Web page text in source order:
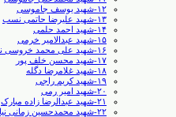
۱۲-شهید یوسف جاموسی
۱۳-شهید علیرضا حاتمی نسب
۱۴-شهید احمد حلمی
۱۵-شهید عبدالامیر خرمی
۱۶-شهید علی محمد خروسی نژاد
۱۷-شهید محسن خلف پور
۱۸-شهید غلامرضا دگله
۱۹-شهید کریم راجی
۲۰-شهید امیر رمی
۲۱-شهید عبدالرضا زاده مبارک
۲۲-شهید محمدحسین زمانی نیا